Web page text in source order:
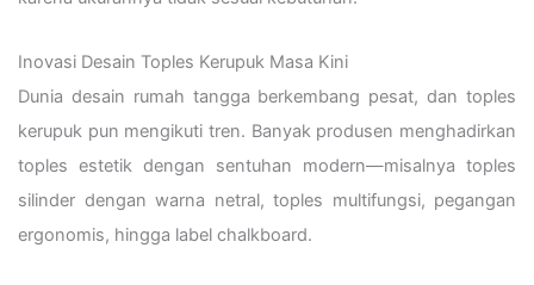
Inovasi Desain Toples Kerupuk Masa Kini
Dunia desain rumah tangga berkembang pesat, dan toples
kerupuk pun mengikuti tren. Banyak produsen menghadirkan
toples estetik dengan sentuhan modern—misalnya toples
silinder dengan warna netral, toples multifungsi, pegangan
ergonomis, hingga label chalkboard.